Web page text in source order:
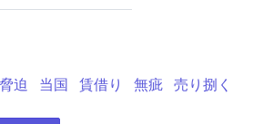
脅迫 当国 賃借り 無疵 売り捌く